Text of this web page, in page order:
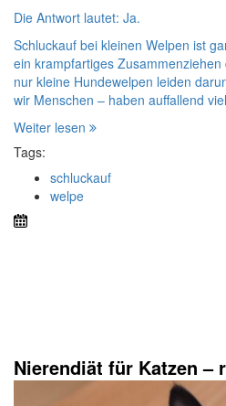
Die Antwort lautet: Ja.
Schluckauf bei kleinen Welpen ist
ein krampfartiges
nur kleine Hundewelpen leiden
wir Menschen – haben auffallend
Weiter lesen
Tags:
schluckauf
welpe
Nierendiät für Katzen –